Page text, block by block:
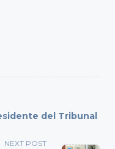
del Tribunal
NEXT POST